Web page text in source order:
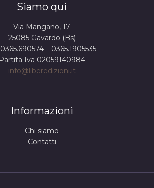
Siamo qui
Via Mangano, 17
25085 Gavardo (Bs)
– 0365.1905535
Partita Iva 02059140984
info@liberedizioni.it
Informazioni
Chi siamo
Contatti